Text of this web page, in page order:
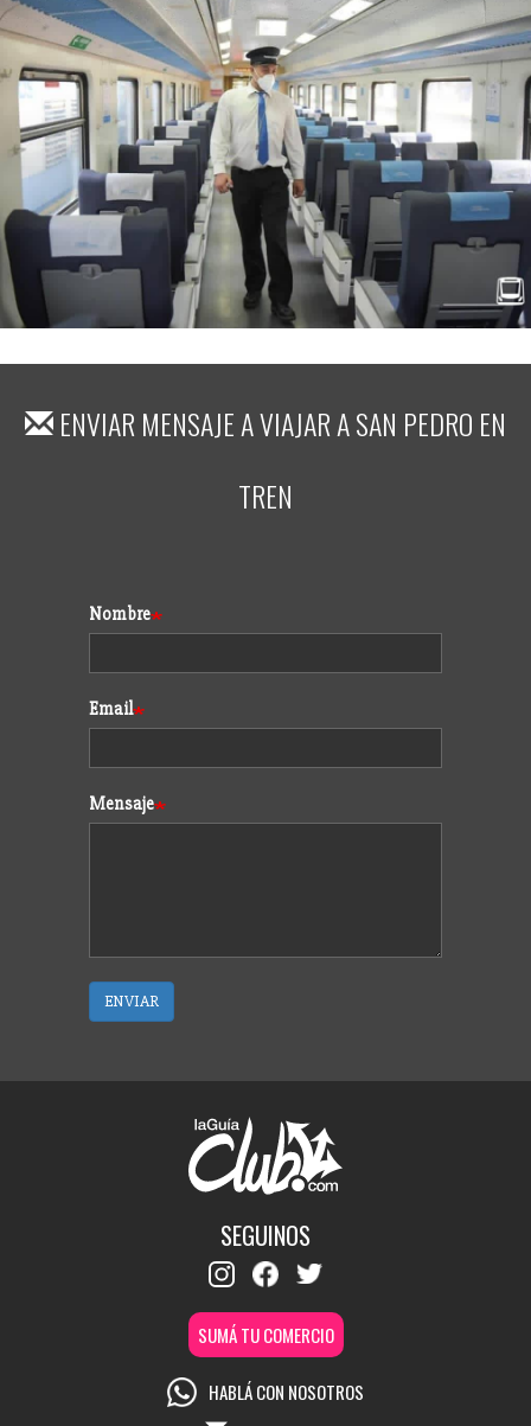
ENVIAR MENSAJE AVIAJAR A SAN PEDRO EN
TREN
Formulario
Nombre
Email
Mensaje
ENVIAR
SEGUINOS
SUMÁ TU COMERCIO
HABLÁ CON NOSOTROS